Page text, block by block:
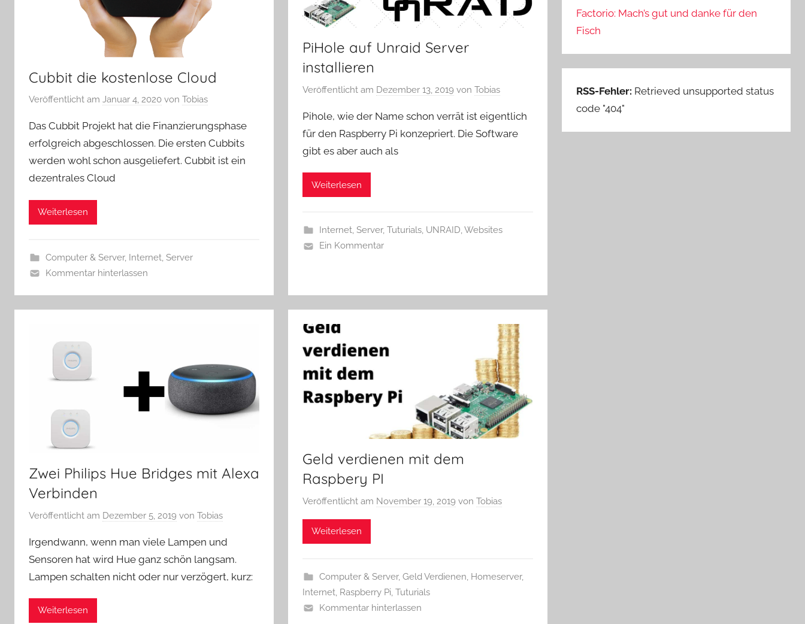
Cubbit die kostenlose Cloud
Veröffentlicht am Januar 4, 2020 von Tobias
Das Cubbit Projekt hat die Finanzierungsphase
erfolgreich abgeschlossen. Die ersten Cubbits
werden wohl schon ausgeliefert. Cubbit ist ein
dezentrales Cloud
Weiterlesen
Computer & Server, Internet, Server
Kommentar hinterlassen
PiHole auf Unraid Server
installieren
Veröffentlicht am Dezember 13, 2019 vonTobias
Pihole, wie der Name schon verrät ist eigentlich
für den Raspberry Pi konzepriert. Die Software
gibt es aber auch als
Weiterlesen
Internet, Server, Tuturials, UNRAID,Websites
Ein Kommentar
Zwei Philips Hue Bridges mit Alexa
Verbinden
Veröffentlicht am Dezember 5, 2019 von Tobias
Irgendwann, wenn man viele Lampen und
Sensoren hat wird Hue ganz schön langsam.
Lampen schalten nicht oder nur verzögert, kurz:
Weiterlesen
Geld verdienen mit dem
Raspbery PI
Veröffentlicht am November 19, 2019 vonTobias
Weiterlesen
Computer & Server, Geld Verdienen, Homeserver,
Internet, Raspberry Pi,Tuturials
Kommentar hinterlassen
Factorio: Mach’s gut und danke für den
Fisch
RSS-Fehler: Retrieved unsupported status
code "404"